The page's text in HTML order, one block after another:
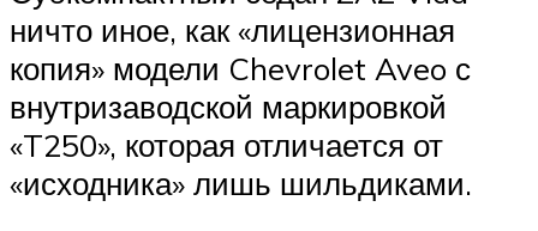
ничто иное, как «лицензионная
копия» модели Chevrolet Aveo с
внутризаводской маркировкой
«T250», которая отличается от
«исходника» лишь шильдиками.